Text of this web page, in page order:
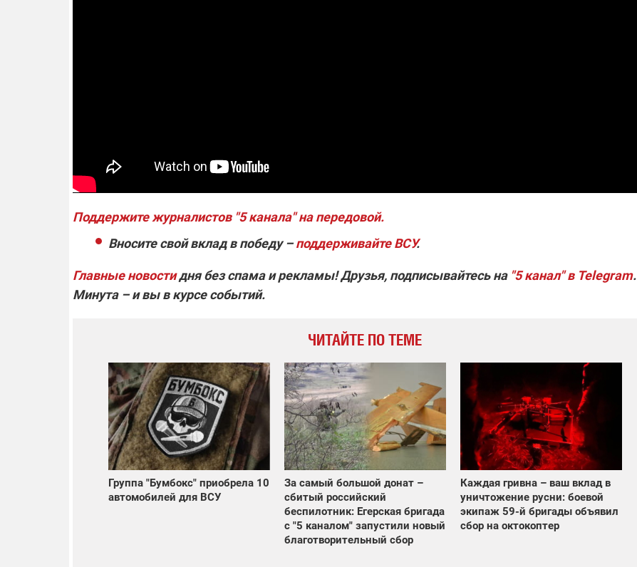
Поддержите журналистов "5 канала" на передовой.
Вносите свой вклад в победу – поддерживайте ВСУ.
Главные новостидня без спама и рекламы! Друзья, подписывайтесь на "5 канал" в Telegram.
Минута – и вы в курсе событий.
ЧИТАЙТЕ ПО ТЕМЕ
Группа "Бумбокс" приобрела 10
автомобилей для ВСУ
За самый большой донат –
сбитый российский
беспилотник: Егерская бригада
с "5 каналом" запустили новый
благотворительный сбор
Каждая гривна – ваш вклад в
уничтожение русни: боевой
экипаж 59-й бригады объявил
сбор на октокоптер